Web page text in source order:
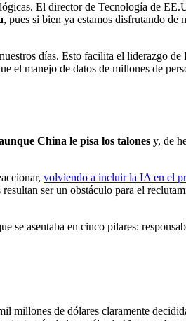
El director de Tecnología de
, pues si bien ya estamos disfrutando de
días. Esto facilita el liderazgo de
el manejo de datos de millones de
China le pisa los talones y, de
volviendo a incluir la IA en el
ser un obstáculo para el
se asentaba en cinco pilares:
millones de dólares claramente